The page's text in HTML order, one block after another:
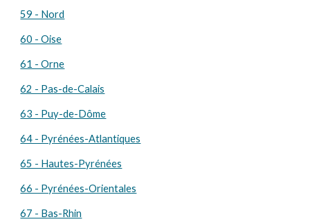
59 - Nord
60 - Oise
61 - Orne
62 - Pas-de-Calais
63 - Puy-de-Dôme
64 - Pyrénées-Atlantiques
65 - Hautes-Pyrénées
66 - Pyrénées-Orientales
67 - Bas-Rhin